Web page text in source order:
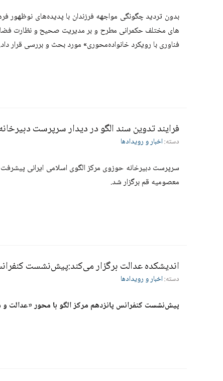
بدون تردید چگونگی مواجهه فرزندان با پدیده‌­های نوظهور
های مختلف حکمرانی مطرح و بر مدیریت صحیح و نظارت
فناوری با رویکرد خانواده­‌محوری» مورد بحث و بررسی قرار داد.
فرایند تدوین سند الگو در دیدار سرپرست
دسته:اخبار و رویدادها
سرپرست دبیرخانه حوزوی مرکز الگوی اسلامی ایرانی
معصومیه قم برگزار شد.
اندیشکده عدالت برگزار می‌کند:پیش‌نشست
دسته:اخبار و رویدادها
پیش‌نشست کنفرانس پانزدهم مرکز الگو با محور «عدالت